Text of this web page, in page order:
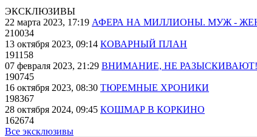
ЭКСКЛЮЗИВЫ
22 марта 2023, 17:19 АФЕРА НА МИЛЛИОНЫ. МУЖ -
210034
13 октября 2023, 09:14 КОВАРНЫЙ ПЛАН
191158
07 февраля 2023, 21:29 ВНИМАНИЕ, НЕ РАЗЫСКИВАЮТ!
190745
16 октября 2023, 08:30 ТЮРЕМНЫЕ ХРОНИКИ
198367
28 октября 2024, 09:45 КОШМАР В КОРКИНО
162674
Все эксклюзивы